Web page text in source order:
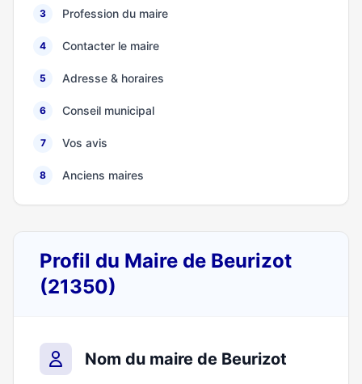
3 Profession du maire
4 Contacter le maire
5 Adresse & horaires
6 Conseil municipal
7 Vos avis
8 Anciens maires
Profil du Maire de Beurizot
(21350)
Nom du maire de Beurizot